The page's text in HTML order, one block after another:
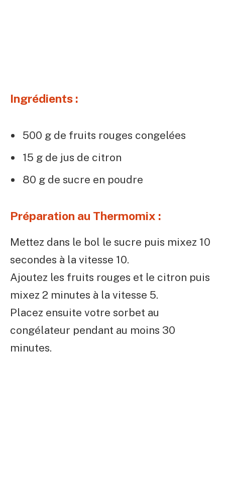
Ingrédients :
500 g de fruits rouges congelées
15 g de jus de citron
80 g de sucre en poudre
Préparation au Thermomix :
Mettez dans le bol le sucre puis mixez 10
secondes à la vitesse 10.
Ajoutez les fruits rouges et le citron puis
mixez 2 minutes à la vitesse 5.
Placez ensuite votre sorbet au
congélateur pendant au moins 30
minutes.